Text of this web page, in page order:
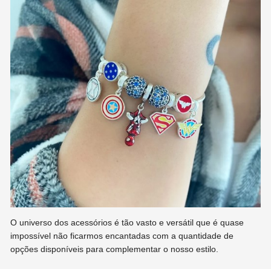
O universo dos acessórios é tão vasto e versátil que é quase
impossível não ficarmos encantadas com a quantidade de
opções disponíveis para complementar o nosso estilo.